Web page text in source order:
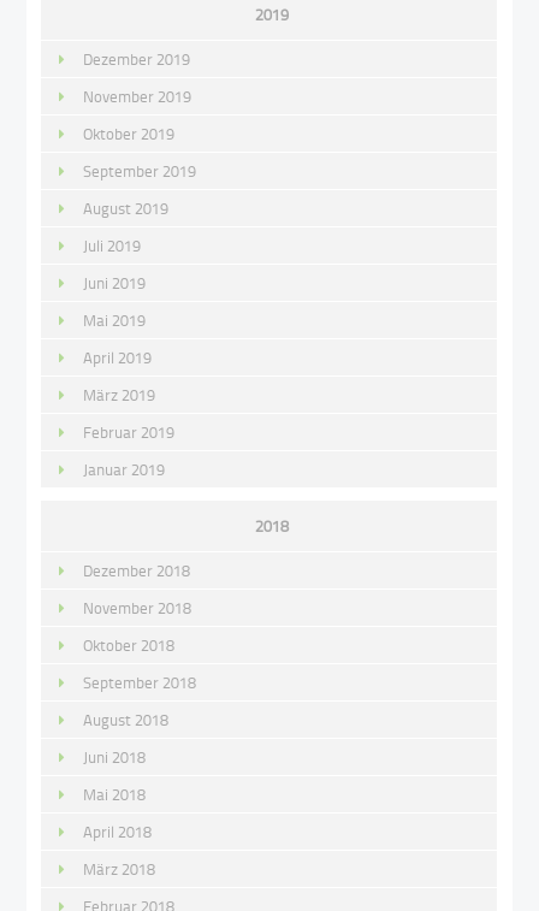
2019
Dezember 2019
November 2019
Oktober 2019
September 2019
August 2019
Juli 2019
Juni 2019
Mai 2019
April 2019
März 2019
Februar 2019
Januar 2019
2018
Dezember 2018
November 2018
Oktober 2018
September 2018
August 2018
Juni 2018
Mai 2018
April 2018
März 2018
Februar 2018